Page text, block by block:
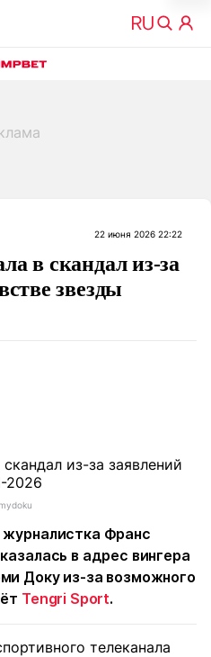
22 июня 2026 22:22
в скандал из-за
звезды
журналистка Франс
в адрес вингера
Доку из-за возможного
Tengri Sport.
телеканала